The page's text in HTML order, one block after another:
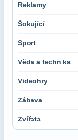
Reklamy
Šokující
Sport
Věda a technika
Videohry
Zábava
Zvířata